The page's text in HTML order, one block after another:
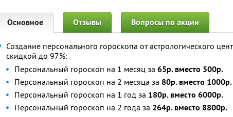
Основное Отзывы Вопросы по акции
Создание персонального гороскопа от астрологического
скидкой до 97%:
Персональный гороскоп на 1 месяц за 65р. вместо 500р.
Персональный гороскоп на 2 месяца за 80р. вместо 1000р.
Персональный гороскоп на 1 год за 180р. вместо 6000р.
Персональный гороскоп на 2 года за 264р. вместо 8800р.